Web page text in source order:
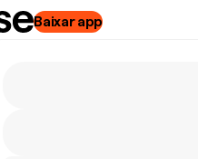
Baixar app